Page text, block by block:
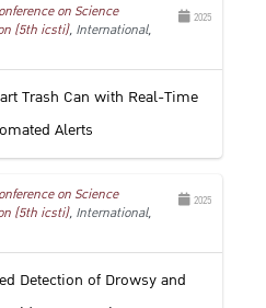
2025
on Science
(5th icsti), International,
Trash Can with Real-Time
Alerts
2025
on Science
(5th icsti), International,
Detection of Drowsy and